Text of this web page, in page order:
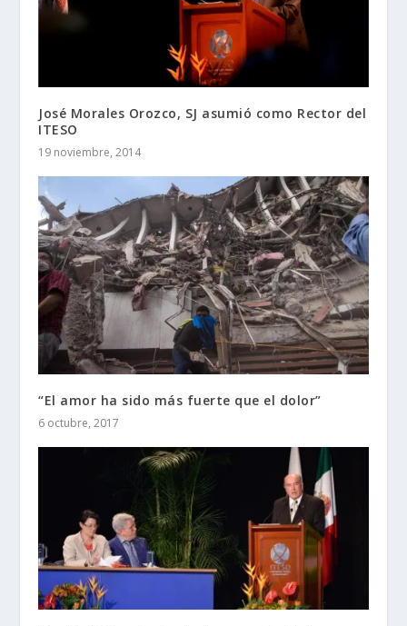
José Morales Orozco, SJ asumió como Rector del
ITESO
19 noviembre, 2014
“El amor ha sido más fuerte que el dolor”
6 octubre, 2017